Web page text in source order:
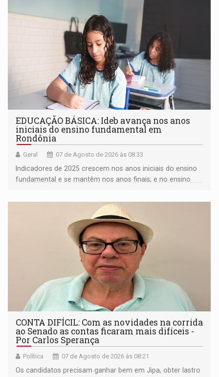
EDUCAÇÃO BÁSICA: Ideb avança nos anos
iniciais do ensino fundamental em
Rondônia
Geral 07 de Agosto de 2026 às 08:33
Indicadores de 2025 crescem nos anos iniciais do ensino
fundamental e se mantêm nos anos finais; e no ensino
CONTA DIFÍCIL: Com as novidades na corrida
ao Senado as contas ficaram mais difíceis -
Por Carlos Sperança
Política 07 de Agosto de 2026 às 08:21
Os candidatos precisam ganhar bem em Jipa, obter lastro